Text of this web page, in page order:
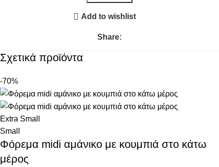
Add to wishlist
Share:
Σχετικά προϊόντα
-70%
Extra Small
Small
Φόρεμα midi αμάνικο με κουμπιά στο κάτω
μέρος